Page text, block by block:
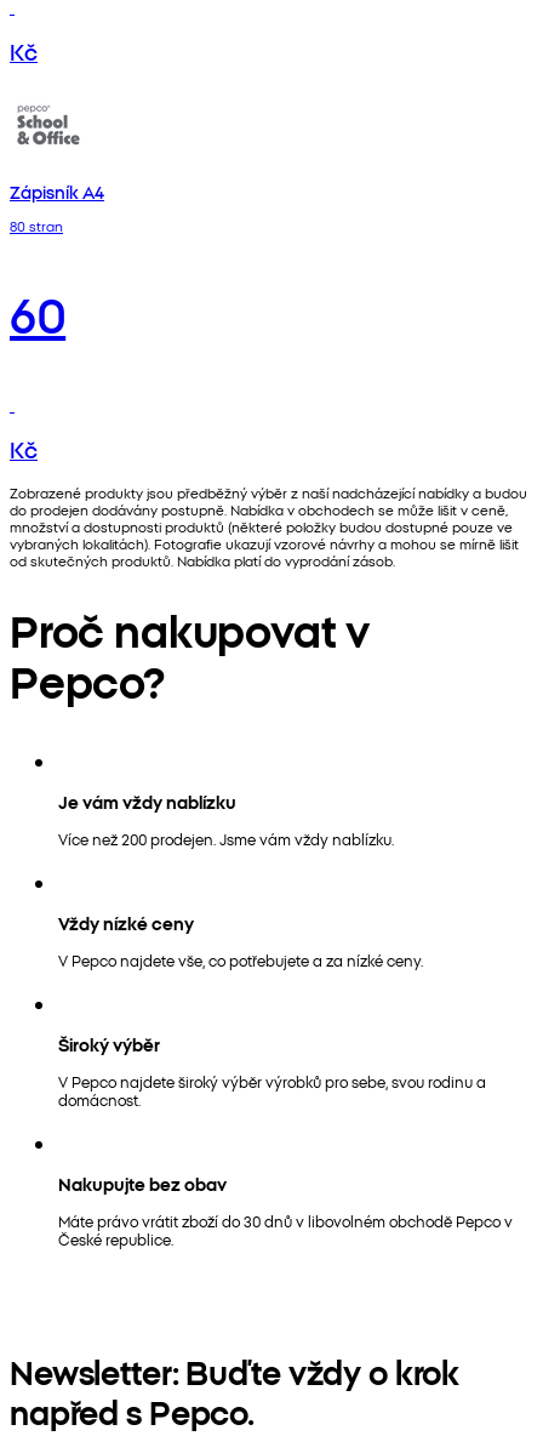
Kč
Zápisník A4
80 stran
60
Kč
Zobrazené produkty jsou předběžný výběr z naší nadcházející nabídky a budou
do prodejen dodávány postupně. Nabídka v obchodech se může lišit v ceně,
množství a dostupnosti produktů (některé položky budou dostupné pouze ve
vybraných lokalitách). Fotografie ukazují vzorové návrhy a mohou se mírně lišit
od skutečných produktů. Nabídka platí do vyprodání zásob.
Proč nakupovat v
Pepco?
Je vám vždy nablízku
Více než 200 prodejen. Jsme vám vždy nablízku.
Vždy nízké ceny
V Pepco najdete vše, co potřebujete a za nízké ceny.
Široký výběr
V Pepco najdete široký výběr výrobků pro sebe, svou rodinu a
domácnost.
Nakupujte bez obav
Máte právo vrátit zboží do 30 dnů v libovolném obchodě Pepco v
České republice.
Newsletter: Buďte vždy o krok
napřed s Pepco.